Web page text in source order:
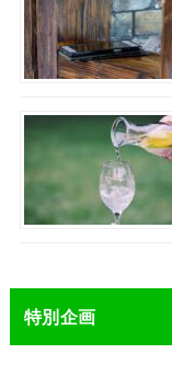
特別企画